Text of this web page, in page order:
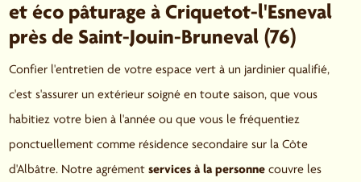
et éco pâturage à Criquetot-l'Esneval
près de Saint-Jouin-Bruneval (76)
Confier l'entretien de votre espace vert à un jardinier qualifié,
c'est s'assurer un extérieur soigné en toute saison, que vous
habitiez votre bien à l'année ou que vous le fréquentiez
ponctuellement comme résidence secondaire sur la Côte
d'Albâtre. Notre agrémentservices à la personne couvre les